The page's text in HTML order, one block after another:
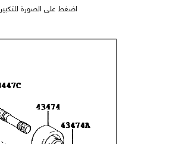
اضغط على الصورة للتكبير